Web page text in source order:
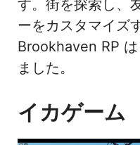
す。街を探索し、
ーをカスタマイズ
Brookhaven RP
ました。
イカゲーム